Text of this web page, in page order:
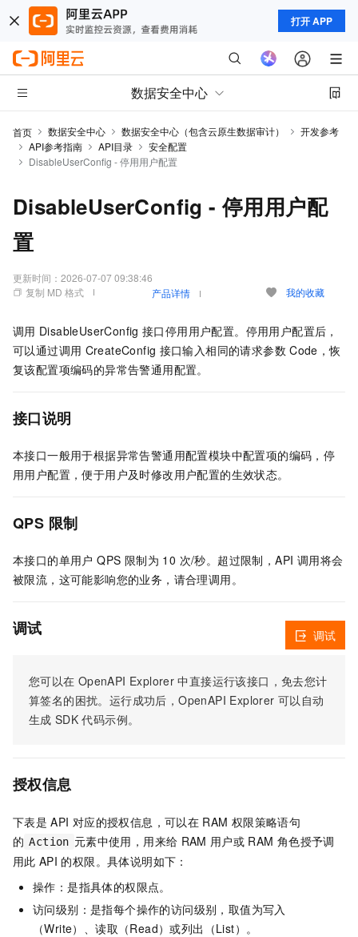
打开 APP
数据安全中心
首页 数据安全中心 数据安全中心（包含云原生数据审计）
开发参考
API参考指南
API目录
安全配置
DisableUserConfig - 停用用户配置
DisableUserConfig - 停用用户配
置
更新时间： 2026-07-07 09:38:46
复制 MD 格式
产品详情 我的收藏
调用 DisableUserConfig 接口停用用户配置。停用用户配置后，
可以通过调用 CreateConfig 接口输入相同的请求参数 Code，恢
复该配置项编码的异常告警通用配置。
接口说明
本接口一般用于根据异常告警通用配置模块中配置项的编码，停
用用户配置，便于用户及时修改用户配置的生效状态。
QPS 限制
本接口的单用户 QPS 限制为 10 次/秒。超过限制，API 调用将会
被限流，这可能影响您的业务，请合理调用。
调试
您可以在 OpenAPI Explorer 中直接运行该接口，免去您计
算签名的困扰。运行成功后，OpenAPI Explorer 可以自动
生成 SDK 代码示例。
调试
授权信息
下表是 API 对应的授权信息，可以在 RAM 权限策略语句
的 Action 元素中使用，用来给 RAM 用户或 RAM 角色授予调
用此 API 的权限。具体说明如下：
操作：是指具体的权限点。
访问级别：是指每个操作的访问级别，取值为写入
（Write）、读取（Read）或列出（List）。